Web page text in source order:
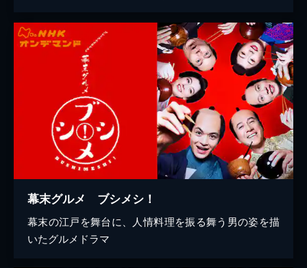
幕末グルメ ブシメシ！
幕末の江戸を舞台に、人情料理を振る舞う男の姿を描
いたグルメドラマ